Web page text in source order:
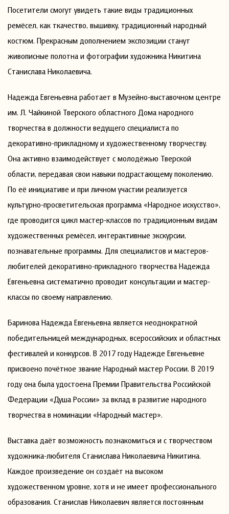
Посетители смогут увидеть такие виды традиционных
ремёсел, как ткачество, вышивку, традиционный народный
костюм. Прекрасным дополнением экспозиции станут
живописные полотна и фотографии художника Никитина
Станислава Николаевича.
Надежда Евгеньевна работает в Музейно-выставочном центре
им. Л. Чайкиной Тверского областного Дома народного
творчества в должности ведущего специалиста по
декоративно-прикладному и художественному творчеству.
Она активно взаимодействует с молодёжью Тверской
области, передавая свои навыки подрастающему поколению.
По её инициативе и при личном участии реализуется
культурно-просветительская программа «Народное искусство»,
где проводится цикл мастер-классов по традиционным видам
художественных ремёсел, интерактивные экскурсии,
познавательные программы. Для специалистов и мастеров-
любителей декоративно-прикладного творчества Надежда
Евгеньевна систематично проводит консультации и мастер-
классы по своему направлению.
Баринова Надежда Евгеньевна является неоднократной
победительницей международных, всероссийских и областных
фестивалей и конкурсов. В 2017 году Надежде Евгеньевне
присвоено почётное звание Народный мастер России. В 2019
году она была удостоена Премии Правительства Российской
Федерации «Душа России» за вклад в развитие народного
творчества в номинации «Народный мастер».
Выставка даёт возможность познакомиться и с творчеством
художника-любителя Станислава Николаевича Никитина.
Каждое произведение он создаёт на высоком
художественном уровне, хотя и не имеет профессионального
образования. Станислав Николаевич является постоянным